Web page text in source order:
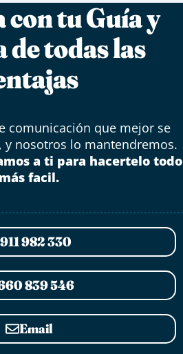
tu Guía y
todas las
comunicación que mejor se
y nosotros lo mantendremos.
a ti para hacertelo todo
más facil.
911 982 330
839 546
Email